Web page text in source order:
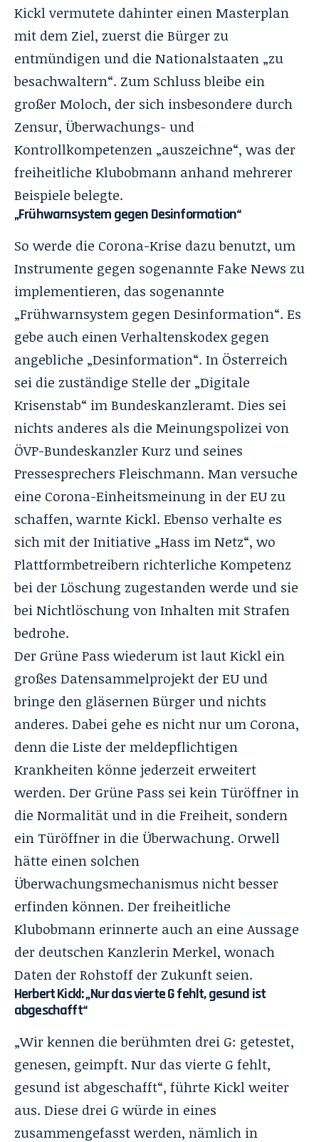
Kickl vermutete dahinter einen Masterplan
mit dem Ziel, zuerst die Bürger zu
entmündigen und die Nationalstaaten „zu
besachwaltern“. Zum Schluss bleibe ein
großer Moloch, der sich insbesondere durch
Zensur, Überwachungs- und
Kontrollkompetenzen „auszeichne“, was der
freiheitliche Klubobmann anhand mehrerer
Beispiele belegte.
„Frühwarnsystem gegen Desinformation“
So werde die Corona-Krise dazu benutzt, um
Instrumente gegen sogenannte Fake News zu
implementieren, das sogenannte
„Frühwarnsystem gegen Desinformation“. Es
gebe auch einen Verhaltenskodex gegen
angebliche „Desinformation“. In Österreich
sei die zuständige Stelle der „Digitale
Krisenstab“ im Bundeskanzleramt. Dies sei
nichts anderes als die Meinungspolizei von
ÖVP-Bundeskanzler Kurz und seines
Pressesprechers Fleischmann. Man versuche
eine Corona-Einheitsmeinung in der EU zu
schaffen, warnte Kickl. Ebenso verhalte es
sich mit der Initiative „Hass im Netz“, wo
Plattformbetreibern richterliche Kompetenz
bei der Löschung zugestanden werde und sie
bei Nichtlöschung von Inhalten mit Strafen
bedrohe.
Der Grüne Pass wiederum ist laut Kickl ein
großes Datensammelprojekt der EU und
bringe den gläsernen Bürger und nichts
anderes. Dabei gehe es nicht nur um Corona,
denn die Liste der meldepflichtigen
Krankheiten könne jederzeit erweitert
werden. Der Grüne Pass sei kein Türöffner in
die Normalität und in die Freiheit, sondern
ein Türöffner in die Überwachung. Orwell
hätte einen solchen
Überwachungsmechanismus nicht besser
erfinden können. Der freiheitliche
Klubobmann erinnerte auch an eine Aussage
der deutschen Kanzlerin Merkel, wonach
Daten der Rohstoff der Zukunft seien.
Herbert Kickl: „Nur das vierte G fehlt, gesund ist
abgeschafft“
„Wir kennen die berühmten drei G: getestet,
genesen, geimpft. Nur das vierte G fehlt,
gesund ist abgeschafft“, führte Kickl weiter
aus. Diese drei G würde in eines
zusammengefasst werden, nämlich in